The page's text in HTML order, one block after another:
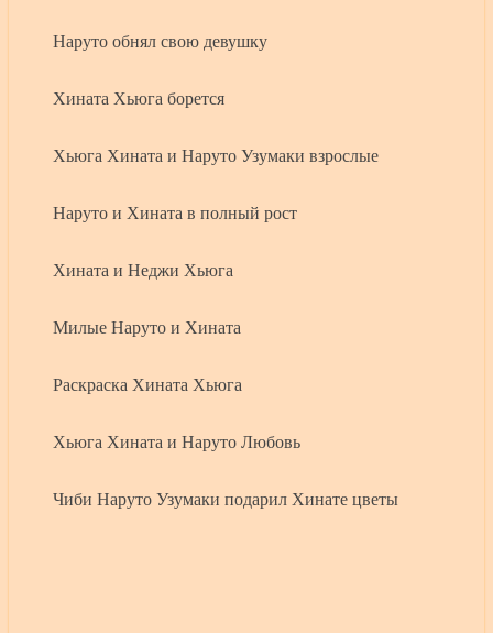
Наруто обнял свою девушку
Хината Хьюга борется
Хьюга Хината и Наруто Узумаки взрослые
Наруто и Хината в полный рост
Хината и Неджи Хьюга
Милые Наруто и Хината
Раскраска Хината Хьюга
Хьюга Хината и Наруто Любовь
Чиби Наруто Узумаки подарил Хинате цветы